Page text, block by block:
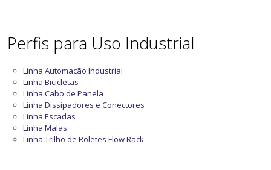
Perfis para Uso Industrial
Linha Automação Industrial
Linha Bicicletas
Linha Cabo de Panela
Linha Dissipadores e Conectores
Linha Escadas
Linha Malas
Linha Trilho de Roletes Flow Rack